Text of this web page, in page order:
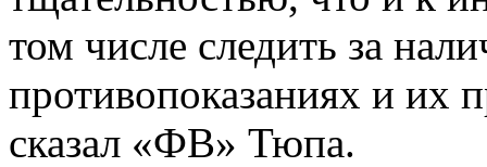
том числе следить за
противопоказаниях и
сказал «ФВ» Тюпа.